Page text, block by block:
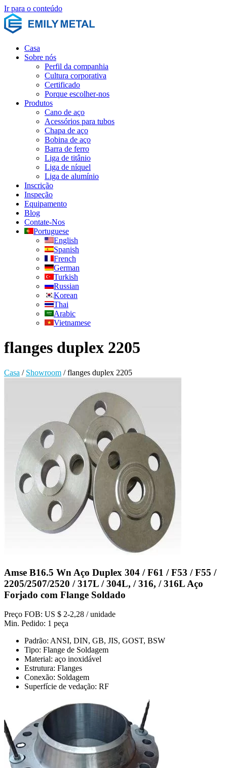
Ir para o conteúdo
Casa
Sobre nós
Perfil da companhia
Cultura corporativa
Certificado
Porque escolher-nos
Produtos
Cano de aço
Acessórios para tubos
Chapa de aço
Bobina de aço
Barra de ferro
Liga de titânio
Liga de níquel
Liga de alumínio
Inscrição
Inspeção
Equipamento
Blog
Contate-Nos
Portuguese
English
Spanish
French
German
Turkish
Russian
Korean
Thai
Arabic
Vietnamese
flanges duplex 2205
Casa / Showroom /flanges duplex 2205
Amse B16.5 Wn Aço Duplex 304 / F61 / F53 / F55 /
2205/2507/2520 / 317L / 304L, / 316, / 316L Aço
Forjado com Flange Soldado
Preço FOB: US $ 2-2,28 / unidade
Min. Pedido: 1 peça
Padrão: ANSI, DIN, GB, JIS, GOST, BSW
Tipo: Flange de Soldagem
Material: aço inoxidável
Estrutura: Flanges
Conexão: Soldagem
Superfície de vedação: RF